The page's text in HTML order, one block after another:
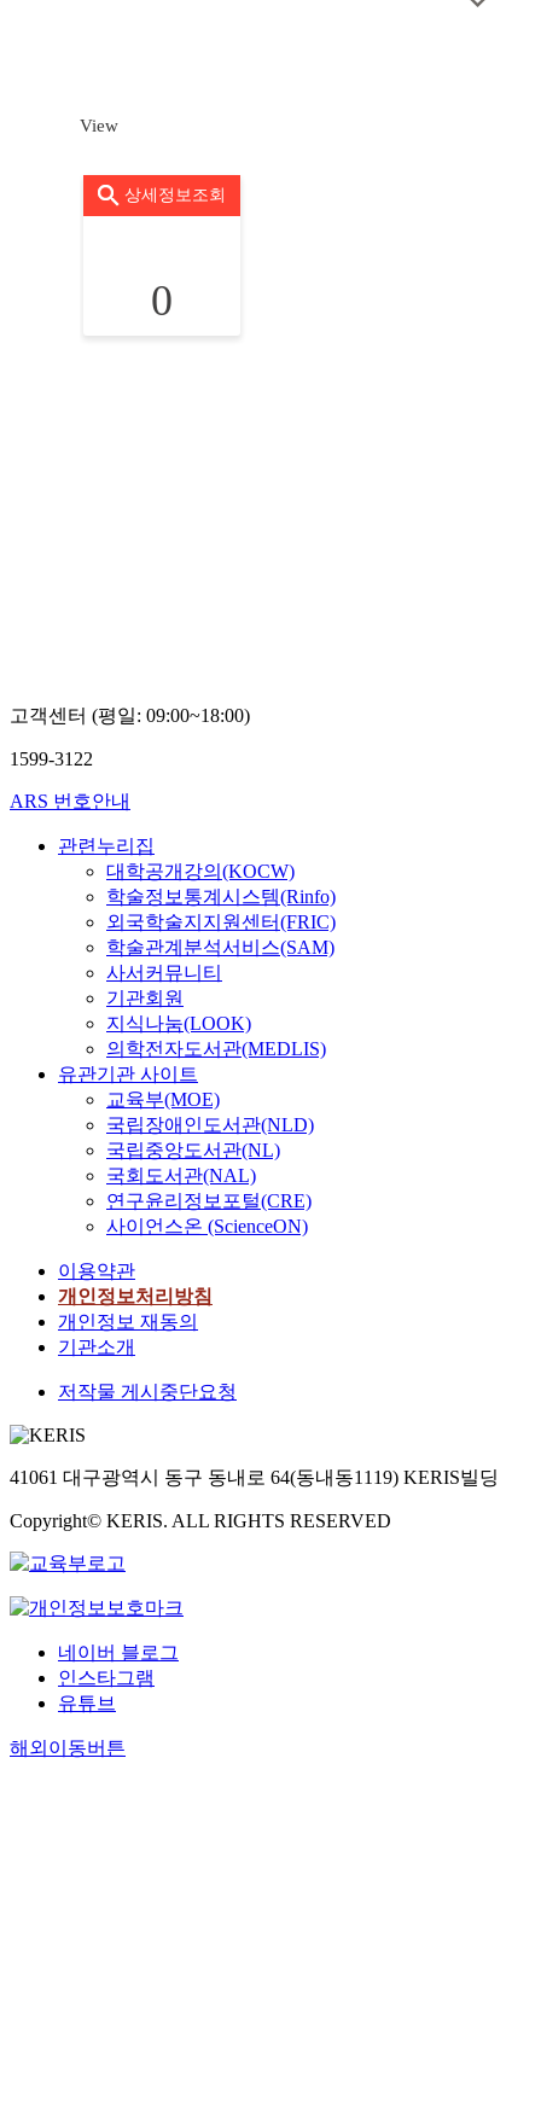
View
상세정보조회
0
고객센터 (평일: 09:00~18:00)
1599-3122
ARS 번호안내
관련누리집
대학공개강의(KOCW)
학술정보통계시스템(Rinfo)
외국학술지지원센터(FRIC)
학술관계분석서비스(SAM)
사서커뮤니티
기관회원
지식나눔(LOOK)
의학전자도서관(MEDLIS)
유관기관 사이트
교육부(MOE)
국립장애인도서관(NLD)
국립중앙도서관(NL)
국회도서관(NAL)
연구윤리정보포털(CRE)
사이언스온 (ScienceON)
이용약관
개인정보처리방침
개인정보 재동의
기관소개
저작물 게시중단요청
41061 대구광역시 동구 동내로 64(동내동1119) KERIS빌딩
Copyright© KERIS. ALL RIGHTS RESERVED
네이버 블로그
인스타그램
유튜브
해외이동버튼